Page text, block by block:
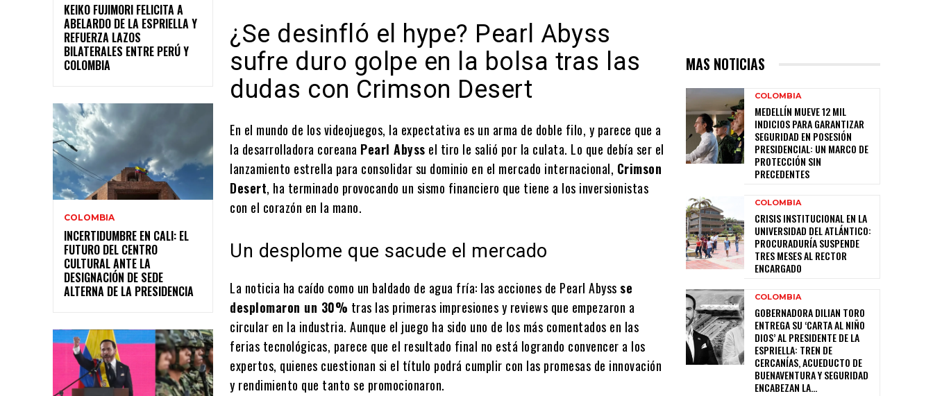
KEIKO FUJIMORI FELICITA A
ABELARDO DE LA ESPRIELLA Y
REFUERZA LAZOS
BILATERALES ENTRE PERÚ Y
COLOMBIA
COLOMBIA
INCERTIDUMBRE EN CALI: EL
FUTURO DEL CENTRO
CULTURAL ANTE LA
DESIGNACIÓN DE SEDE
ALTERNA DE LA PRESIDENCIA
¿Se desinfló el hype? Pearl Abyss
sufre duro golpe en la bolsa tras las
dudas con Crimson Desert
En el mundo de los videojuegos, la expectativa es un arma de doble filo, y parece que a
la desarrolladora coreana Pearl Abyss el tiro le salió por la culata. Lo que debía ser el
lanzamiento estrella para consolidar su dominio en el mercado internacional, Crimson
Desert, ha terminado provocando un sismo financiero que tiene a los inversionistas
con el corazón en la mano.
Un desplome que sacude el mercado
La noticia ha caído como un baldado de agua fría: las acciones de Pearl Abyss se
desplomaron un 30% tras las primeras impresiones y reviews que empezaron a
circular en la industria. Aunque el juego ha sido uno de los más comentados en las
ferias tecnológicas, parece que el resultado final no está logrando convencer a los
expertos, quienes cuestionan si el título podrá cumplir con las promesas de innovación
y rendimiento que tanto se promocionaron.
MAS NOTICIAS
COLOMBIA
MEDELLÍN MUEVE 12 MIL
INDICIOS PARA GARANTIZAR
SEGURIDAD EN POSESIÓN
PRESIDENCIAL: UN MARCO DE
PROTECCIÓN SIN
PRECEDENTES
COLOMBIA
CRISIS INSTITUCIONAL EN LA
UNIVERSIDAD DEL ATLÁNTICO:
PROCURADURÍA SUSPENDE
TRES MESES AL RECTOR
ENCARGADO
COLOMBIA
GOBERNADORA DILIAN TORO
ENTREGA SU ‘CARTA AL NIÑO
DIOS’ AL PRESIDENTE DE LA
ESPRIELLA: TREN DE
CERCANÍAS, ACUEDUCTO DE
BUENAVENTURA Y SEGURIDAD
ENCABEZAN LA...